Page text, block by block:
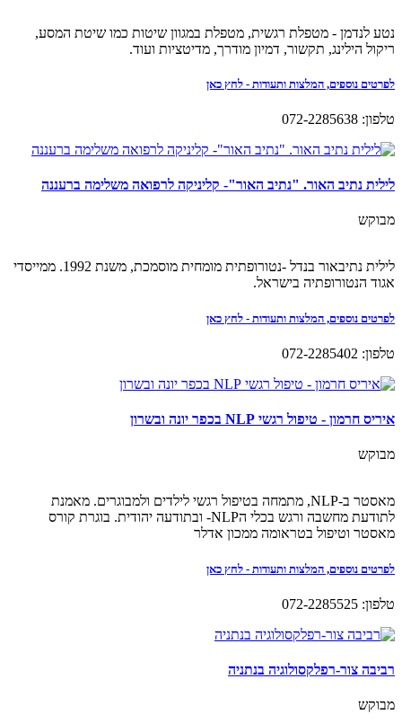
נטע לנדמן - מטפלת רגשית, מטפלת במגוון שיטות כמו שיטת המסע,
ריקול הילינג, תקשור, דמיון מודרך, מדיטציות ועוד.
לפרטים נוספים, המלצות ותעודות - לחץ כאן
טלפון: 072-2285638
לילית נתיב האור. "נתיב האור"- קליניקה לרפואה משלימה ברעננה
מבוקש
לילית נתיבאור בנדל -נטורופתית מומחית מוסמכת, משנת 1992. ממייסדי
אגוד הנטורופתיה בישראל.
לפרטים נוספים, המלצות ותעודות - לחץ כאן
טלפון: 072-2285402
איריס חרמון - טיפול רגשי NLP בכפר יונה ובשרון
מבוקש
מאסטר ב-NLP, מתמחה בטיפול רגשי לילדים ולמבוגרים. מאמנת
לתודעת מחשבה ורגש בכלי הNLP- ובתודעה יהודית. בוגרת קורס
מאסטר וטיפול בטראומה ממכון אדלר
לפרטים נוספים, המלצות ותעודות - לחץ כאן
טלפון: 072-2285525
רביבה צור-רפלקסולוגיה בנתניה
מבוקש